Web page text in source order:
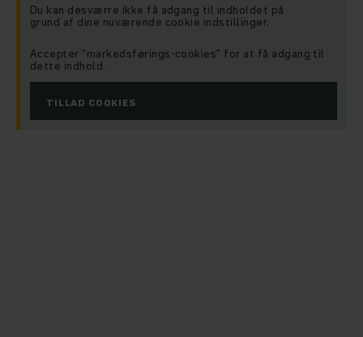
Du kan desværre ikke få adgang til indholdet på
grund af dine nuværende cookie indstillinger.
Accepter ”markedsførings-cookies” for at få adgang til
dette indhold.
TILLAD COOKIES